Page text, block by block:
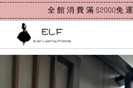
全 館 消 費 滿 $2000免 運